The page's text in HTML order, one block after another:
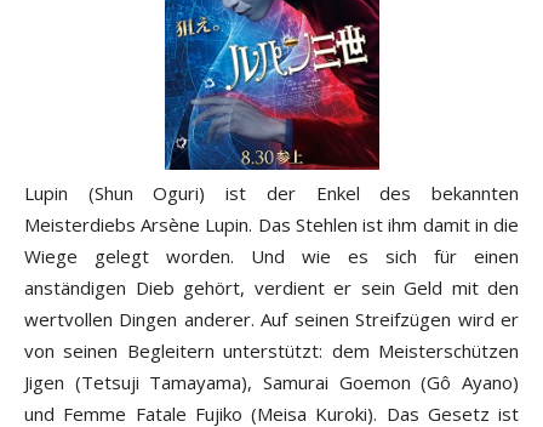
Lupin (Shun Oguri) ist der Enkel des bekannten
Meisterdiebs Arsène Lupin. Das Stehlen ist ihm damit in die
Wiege gelegt worden. Und wie es sich für einen
anständigen Dieb gehört, verdient er sein Geld mit den
wertvollen Dingen anderer. Auf seinen Streifzügen wird er
von seinen Begleitern unterstützt: dem Meisterschützen
Jigen (Tetsuji Tamayama), Samurai Goemon (Gô Ayano)
und Femme Fatale Fujiko (Meisa Kuroki). Das Gesetz ist